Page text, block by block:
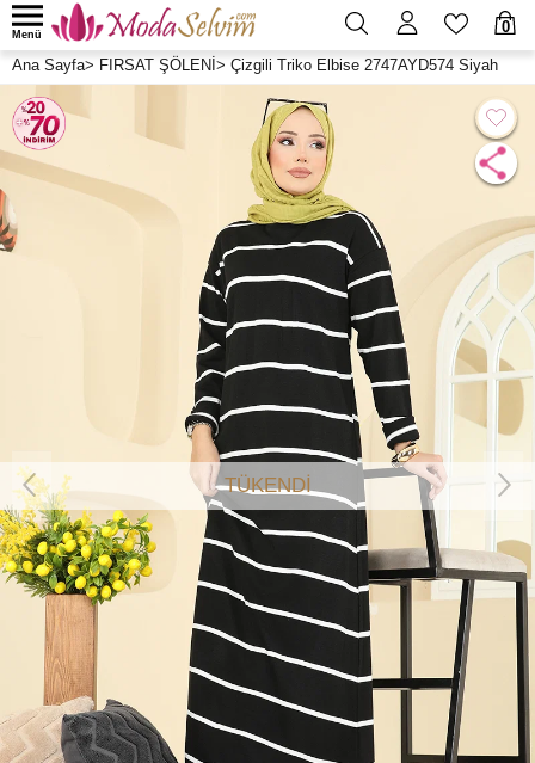
0
Menü
Ana Sayfa> FIRSAT ŞÖLENİ > Çizgili Triko Elbise 2747AYD574 Siyah
TÜKENDİ